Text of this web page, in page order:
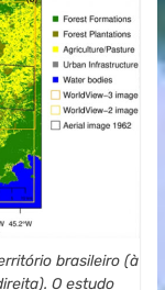
brasileiro (à
O estudo